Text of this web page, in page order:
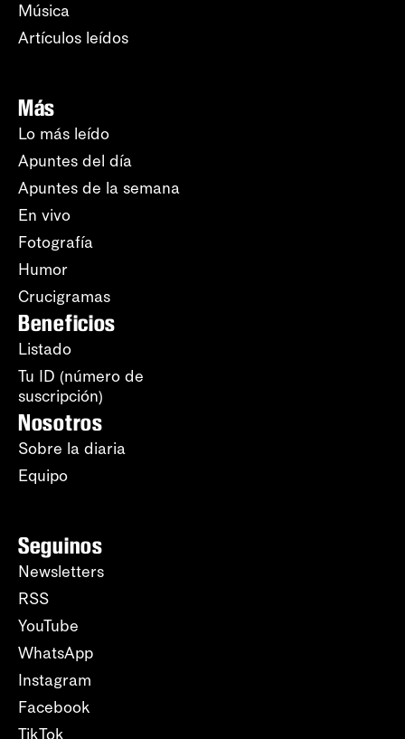
Música
Artículos leídos
Más
Lo más leído
Apuntes del día
Apuntes de la semana
En vivo
Fotografía
Humor
Crucigramas
Beneficios
Listado
Tu ID (número de
suscripción)
Nosotros
Sobre la diaria
Equipo
Seguinos
Newsletters
RSS
YouTube
WhatsApp
Instagram
Facebook
TikTok